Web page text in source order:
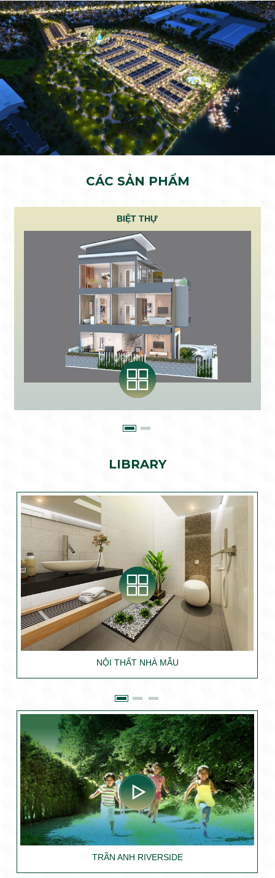
CÁC SẢN PHẨM
BIỆT THỰ
LIBRARY
NỘI THẤT NHÀ MẪU
TRẦN ANH RIVERSIDE